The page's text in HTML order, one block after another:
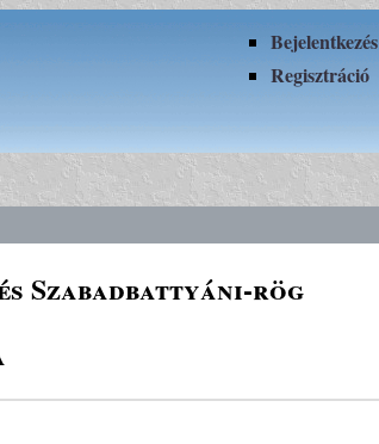
Bejelentkezés
Regisztráció
Szabadbattyáni-rög